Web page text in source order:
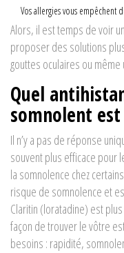
Vos allergies vous
Alors, il est temps de voir
proposer des solutions
gouttes oculaires ou
Quel
somnolent
Il n’y a pas de réponse
souvent plus efficace pour
la somnolence chez
risque de somnolence et
Claritin (loratadine) est
façon de trouver le vôtre
besoins : rapidité,